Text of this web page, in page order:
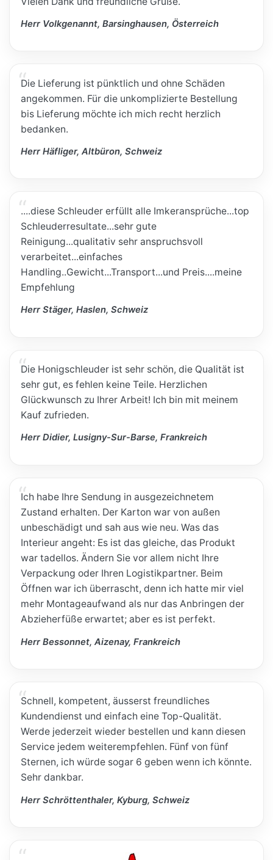
Herr Volkgenannt, Barsinghausen, Österreich
Die Lieferung ist pünktlich und ohne Schäden
angekommen. Für die unkomplizierte Bestellung
bis Lieferung möchte ich mich recht herzlich
bedanken.
Herr Häfliger, Altbüron, Schweiz
....diese Schleuder erfüllt alle Imkeransprüche...top
Schleuderresultate...sehr gute
Reinigung...qualitativ sehr anspruchsvoll
verarbeitet...einfaches
Handling..Gewicht...Transport...und Preis....meine
Empfehlung
Herr Stäger, Haslen, Schweiz
Die Honigschleuder ist sehr schön, die Qualität ist
sehr gut, es fehlen keine Teile. Herzlichen
Glückwunsch zu Ihrer Arbeit! Ich bin mit meinem
Kauf zufrieden.
Herr Didier, Lusigny-Sur-Barse, Frankreich
Ich habe Ihre Sendung in ausgezeichnetem
Zustand erhalten. Der Karton war von außen
unbeschädigt und sah aus wie neu. Was das
Interieur angeht: Es ist das gleiche, das Produkt
war tadellos. Ändern Sie vor allem nicht Ihre
Verpackung oder Ihren Logistikpartner. Beim
Öffnen war ich überrascht, denn ich hatte mir viel
mehr Montageaufwand als nur das Anbringen der
Abzieherfüße erwartet; aber es ist perfekt.
Herr Bessonnet, Aizenay, Frankreich
Schnell, kompetent, äusserst freundliches
Kundendienst und einfach eine Top-Qualität.
Werde jederzeit wieder bestellen und kann diesen
Service jedem weiterempfehlen. Fünf von fünf
Sternen, ich würde sogar 6 geben wenn ich könnte.
Sehr dankbar.
Herr Schröttenthaler, Kyburg, Schweiz